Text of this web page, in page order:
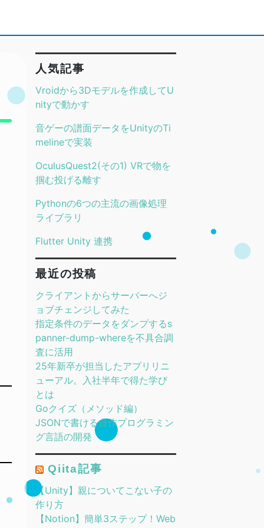
人気記事
Vroidから3Dモデルを作成してU
nityで動かす
音ゲーの譜面データをUnityのTi
melineで実装
OculusQuest2(その1) VRで物を
掴む投げる離す
Pythonの6つの主流の画像処理
ライブラリ
Flutter Unity 連携
最近の投稿
クライアントからサーバーへジ
ョブチェンジしてみた
指定条件のデータをダンプするs
panner-dump-whereを不具合調
査に活用
25年新卒が担当したアプリリニ
ューアル。入社半年で得た学び
とは
Goクイズ（メソッド編）
JSONで書ける自作プログラミン
グ言語の開発
Qiita記事
【Unity】親についてこない子の
作り方
【Notion】簡単3ステップ！Web